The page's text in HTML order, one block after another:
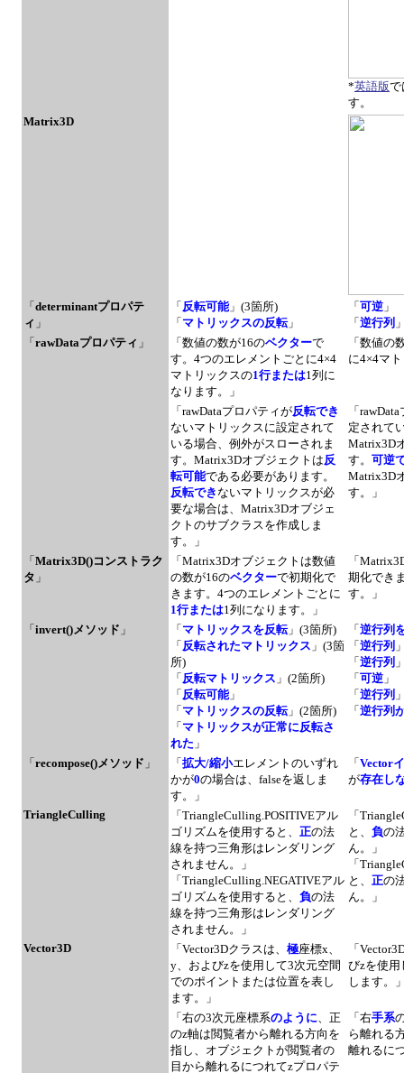
*英語版で
す。
Matrix3D
「 determinantプロパテ
ィ 」
「 反転可能」(3箇所)
「 マトリックスの反転」
「 可逆 」
「 逆行列
「 rawDataプロパティ 」 「数値の数が16のベクターで
す。4つのエレメントごとに4×4
マトリックスの1行または1列に
なります。」
「数値の
に4×4マ
「rawDataプロパティが反転でき
ないマトリックスに設定されて
いる場合、例外がスローされま
す。Matrix3Dオブジェクトは反
転可能である必要があります。
反転できないマトリックスが必
要な場合は、Matrix3Dオブジェ
クトのサブクラスを作成しま
す。」
「
定されて
Matrix3D
す。 可逆
Matrix3D
す。」
「 Matrix3D()コンストラク
タ 」
「Matrix3Dオブジェクトは数値
の数が16のベクターで初期化で
きます。4つのエレメントごとに
1行または1列になります。」
「
期化でき
す。」
「 invert()メソッド 」 「 マトリックスを反転」(3箇所)
「 反転されたマトリックス 」(3箇
所)
「 反転マトリックス 」(2箇所)
「 反転可能」
「 マトリックスの反転」(2箇所)
「 マトリックスが正常に反転さ
れた 」
「 逆行列
「 逆行列
「 逆行列
「 可逆 」
「 逆行列
「 逆行列
「 recompose()メソッド 」 「 拡大/縮小エレメントのいずれ
かが0の場合は、falseを返しま
す。」
「 Vector
が存在し
TriangleCulling
「TriangleCulling.POSITIVEアル
ゴリズムを使用すると、 正の法
線を持つ三角形はレンダリング
されません。」
「TriangleCulling.NEGATIVEアル
ゴリズムを使用すると、 負の法
線を持つ三角形はレンダリング
されません。」
「
と、 負の
ん。」
「
と、 正の
ん。」
Vector3D 「Vector3Dクラスは、 極座標x、
y、およびzを使用して3次元空間
でのポイントまたは位置を表し
ます。」
「
びzを使用
します。
「右の3次元座標系のように、正
のz軸は閲覧者から離れる方向を
指し、オブジェクトが閲覧者の
目から離れるにつれてzプロパテ
「右手系
ら離れる
離れるに